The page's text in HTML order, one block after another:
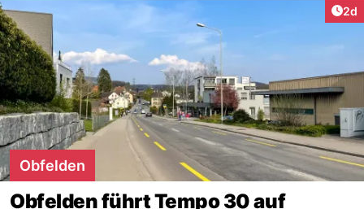
2d
Obfelden
Obfelden führt Tempo 30 auf